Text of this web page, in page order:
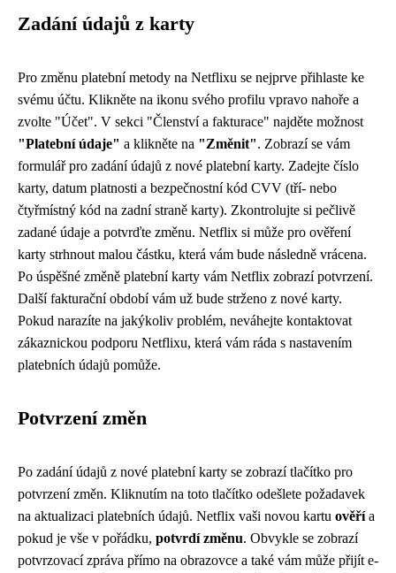
Zadání údajů z karty
Pro změnu platební metody na Netflixu se nejprve přihlaste ke
svému účtu. Klikněte na ikonu svého profilu vpravo nahoře a
zvolte "Účet". V sekci "Členství a fakturace" najděte možnost
"Platební údaje" a klikněte na "Změnit". Zobrazí se vám
formulář pro zadání údajů z nové platební karty. Zadejte číslo
karty, datum platnosti a bezpečnostní kód CVV (tří- nebo
čtyřmístný kód na zadní straně karty). Zkontrolujte si pečlivě
zadané údaje a potvrďte změnu. Netflix si může pro ověření
karty strhnout malou částku, která vám bude následně vrácena.
Po úspěšné změně platební karty vám Netflix zobrazí potvrzení.
Další fakturační období vám už bude strženo z nové karty.
Pokud narazíte na jakýkoliv problém, neváhejte kontaktovat
zákaznickou podporu Netflixu, která vám ráda s nastavením
platebních údajů pomůže.
Potvrzení změn
Po zadání údajů z nové platební karty se zobrazí tlačítko pro
potvrzení změn. Kliknutím na toto tlačítko odešlete požadavek
na aktualizaci platebních údajů. Netflix vaši novou kartu ověřía
pokud je vše v pořádku, potvrdí změnu. Obvykle se zobrazí
potvrzovací zpráva přímo na obrazovce a také vám může přijít e-